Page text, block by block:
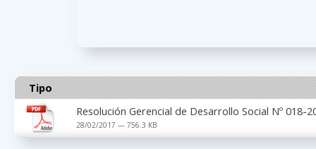
Tipo
Resolución Gerencial de Desarrollo Social Nº 018-
28/02/2017 — 756.3 KB